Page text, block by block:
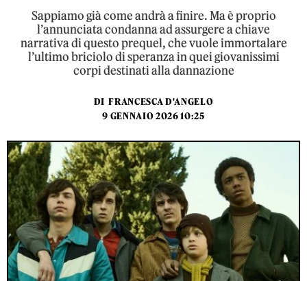
Sappiamo già come andrà a finire. Ma è proprio
l’annunciata condanna ad assurgere a chiave
narrativa di questo prequel, che vuole immortalare
l’ultimo briciolo di speranza in quei giovanissimi
corpi destinati alla dannazione
DI FRANCESCA D'ANGELO
9 GENNAIO 2026 10:25